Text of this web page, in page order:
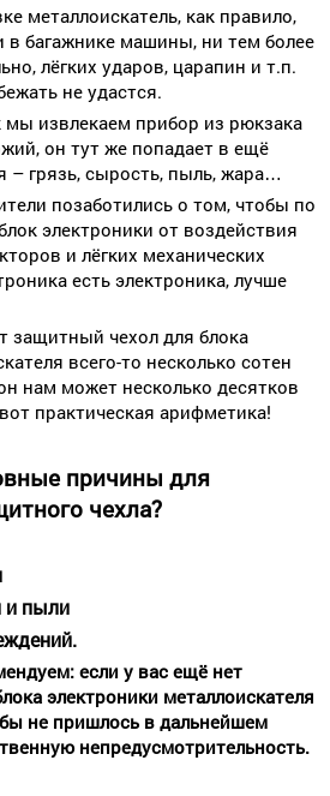
металлоискатель, как правило,
в багажнике машины, ни тем более
лёгких ударов, царапин и т.п.
не удастся.
мы извлекаем прибор из рюкзака
он тут же попадает в ещё
– грязь, сырость, пыль, жара…
позаботились о том, чтобы по
электроники от воздействия
и лёгких механических
есть электроника, лучше
защитный чехол для блока
всего-то несколько сотен
нам может несколько десятков
практическая арифметика!
причины для
чехла?
и пыли
если у вас ещё нет
электроники металлоискателя
не пришлось в дальнейшем
непредусмотрительность.